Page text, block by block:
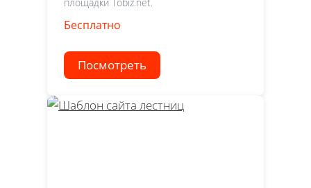
Бесплатно
Посмотреть